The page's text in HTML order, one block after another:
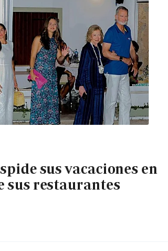
sus vacaciones en
sus restaurantes